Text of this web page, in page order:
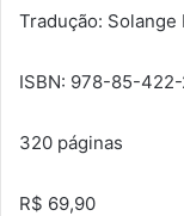
Tradução: Solange
ISBN: 978-85-
320 páginas
R$ 69,90